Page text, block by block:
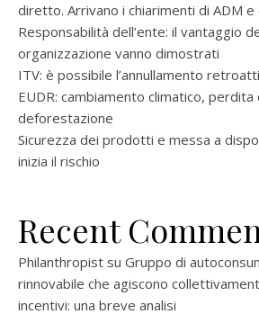
diretto. Arrivano i chiarimenti di ADM e
Responsabilità dell’ente: il vantaggio
organizzazione vanno dimostrati
ITV: è possibile l’annullamento
EUDR: cambiamento climatico,
deforestazione
Sicurezza dei prodotti e messa a
inizia il rischio
Recent
Philanthropist su Gruppo di
rinnovabile che agiscono
incentivi: una breve analisi